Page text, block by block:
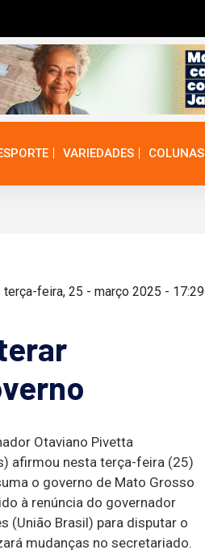
VARIEDADES COLUNAS
terça-feira, 25 - março 2025 - 17:29
Otaviano Pivetta
afirmou nesta terça-feira (25)
o governo de Mato Grosso
à renúncia do governador
(União Brasil) para disputar o
mudanças no secretariado.